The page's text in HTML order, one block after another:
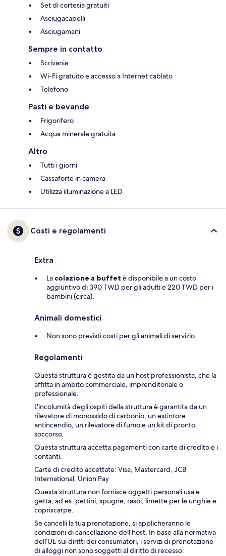
Set di cortesia gratuiti
Asciugacapelli
Asciugamani
Sempre in contatto
Scrivania
Wi-Fi gratuito e accesso a Internet cablato
Telefono
Pasti e bevande
Frigorifero
Acqua minerale gratuita
Altro
Tutti i giorni
Cassaforte in camera
Utilizza illuminazione a LED
Costi e regolamenti
Extra
La colazione a buffet è disponibile a un costo
aggiuntivo di 390 TWD per gli adulti e 220 TWD per i
bambini (circa).
Animali domestici
Non sono previsti costi per gli animali di servizio
Regolamenti
Questa struttura è gestita da un host professionista, che la
affitta in ambito commerciale, imprenditoriale o
professionale.
L'incolumità degli ospiti della struttura è garantita da un
rilevatore di monossido di carbonio, un estintore
antincendio, un rilevatore di fumo e un kit di pronto
soccorso.
Questa struttura accetta pagamenti con carte di credito e i
contanti.
Carte di credito accettate: Visa, Mastercard, JCB
International, Union Pay
Questa struttura non fornisce oggetti personali usa e
getta, ad es. pettini, spugne, rasoi, limette per le unghie e
copriscarpe.
Se cancelli la tua prenotazione, si applicheranno le
condizioni di cancellazione dell’host. In base alla normativa
dell’UE sui diritti dei consumatori, i servizi di prenotazione
di alloggi non sono soggetti al diritto di recesso.